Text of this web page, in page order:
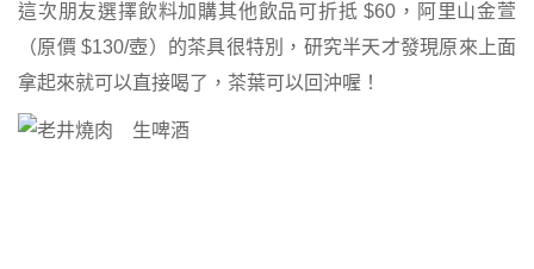
這次朋友選擇飲料加購其他飲品可折抵 $60，阿里山金萱
（原價 $130/壺）的茶具很特別，研究半天才發現原來上面
拿起來就可以直接喝了，茶葉可以回沖喔！